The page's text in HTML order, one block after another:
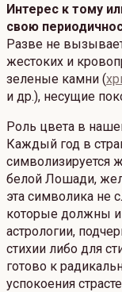
Интерес к тому
свою
Разве не
жестоких и
зеленые камни (
и др.), несущие
Роль цвета в
Каждый год в
символизируется
белой Лошади,
эта символика не
которые должны
астрологии,
стихии либо для
готово к
успокоения